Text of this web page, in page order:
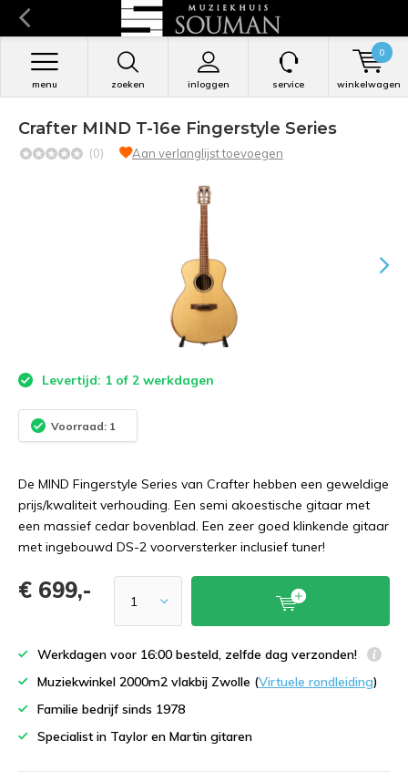
zoeken inloggen
menu service winkelwagen
0
Crafter MIND T-16e Fingerstyle Series
(0) Aan verlanglijst toevoegen
Levertijd: 1 of 2 werkdagen
Voorraad: 1
De MIND Fingerstyle Series van Crafter hebben een geweldige
prijs/kwaliteit verhouding. Een semi akoestische gitaar met
een massief cedar bovenblad. Een zeer goed klinkende gitaar
met ingebouwd DS-2 voorversterker inclusief tuner!
€ 699,-
Werkdagen voor 16:00 besteld, zelfde dag verzonden!
Muziekwinkel 2000m2 vlakbij Zwolle (Virtuele rondleiding)
Familie bedrijf sinds 1978
Specialist in Taylor en Martin gitaren